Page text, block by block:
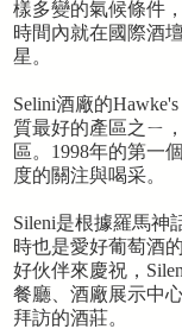
樣多變的氣候條件
時間內就在國際酒
星。
Selini酒廠的
質最好的產區之ㄧ
區。1998年的第一
度的關注與喝采。
Sileni是根據羅馬神
時也是愛好葡萄酒
好伙伴來慶祝，
餐廳、酒廠展示中
拜訪的酒莊。